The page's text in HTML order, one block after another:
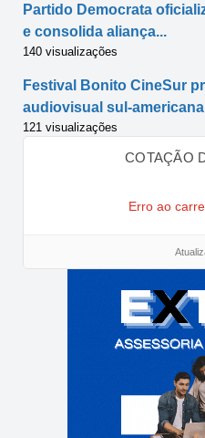
Partido Democrata
e consolida aliança...
140 visualizações
Festival Bonito CineSur
audiovisual sul-americana
121 visualizações
COTAÇÃO
Erro ao